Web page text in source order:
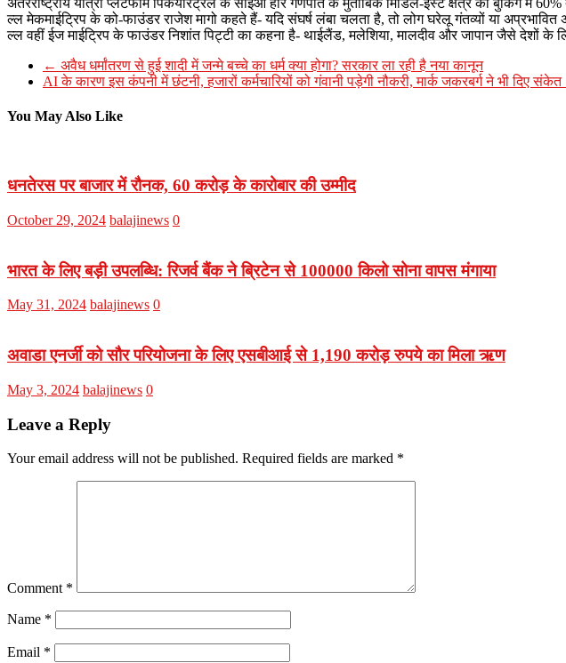
अंतरराष्ट्रीय यात्रा प्लेटफॉर्म पिकयोरट्रेल के सीईओ हरि गणपति के मुताबिक मिडिल-ईस्ट क्षेत्र की बुकिंग में
ल्ल मेकमाईट्रिप के को-फाउंडर राजेश मागो कहते हैं- यदि संघर्ष लंबा चलता है, तो लोग घरेलू गंतव्यों या
ल्ल वहीं ईज माईट्रिप के फाउंडर निशांत पिट्टी का कहना है- थाईलैंड, मलेशिया, मालदीव और जापान जैसे देशों
← अवैध धर्मांतरण से हुई शादी में जन्मे बच्चे का धर्म क्या होगा? सरकार ला रही है नया कानून
AI के कारण इस कंपनी में छंटनी, हजारों कर्मचारियों को गंवानी पड़ेगी नौकरी, मार्क जकरबर्ग ने भी दिए संकेत
You May Also Like
धनतेरस पर बाजार में रौनक, 60 करोड़ के कारोबार की उम्मीद
October 29, 2024 balajinews 0
भारत के लिए बड़ी उपलब्धि: रिजर्व बैंक ने ब्रिटेन से 100000 किलो सोना वापस मंगाया
May 31, 2024 balajinews 0
अवाडा एनर्जी को सौर परियोजना के लिए एसबीआई से 1,190 करोड़ रुपये का मिला ऋण
May 3, 2024 balajinews 0
Leave a Reply
Your email address will not be published. Required fields are marked *
Comment *
Name *
Email *